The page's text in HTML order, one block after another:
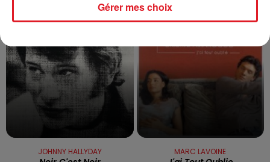
JOHNNY HALLYDAY MARC LAVOINE
Gérer mes choix